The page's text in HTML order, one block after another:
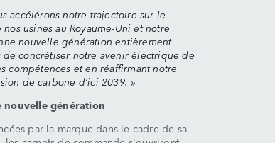
accélérons notre trajectoire sur le
usines au Royaume-Uni et notre
nouvelle génération entièrement
concrétiser notre avenir électrique de
et en réaffirmant notre
de carbone d’ici 2039. »
nouvelle génération
par la marque dans le cadre de sa